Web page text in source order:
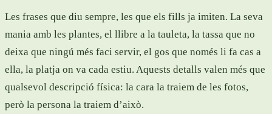
Les frases que diu sempre, les que els fills ja imiten. La seva
mania amb les plantes, el llibre a la tauleta, la tassa que no
deixa que ningú més faci servir, el gos que només li fa cas a
ella, la platja on va cada estiu. Aquests detalls valen més que
qualsevol descripció física: la cara la traiem de les fotos,
però la persona la traiem d’això.